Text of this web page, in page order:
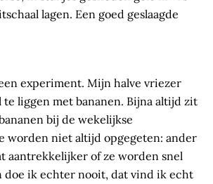
lagen. Een goed geslaagde
experiment. Mijn halve vriezer
te liggen met bananen. Bijna altijd zit
bij de wekelijkse
worden niet altijd opgegeten: ander
aantrekkelijker of ze worden snel
doe ik echter nooit, dat vind ik echt